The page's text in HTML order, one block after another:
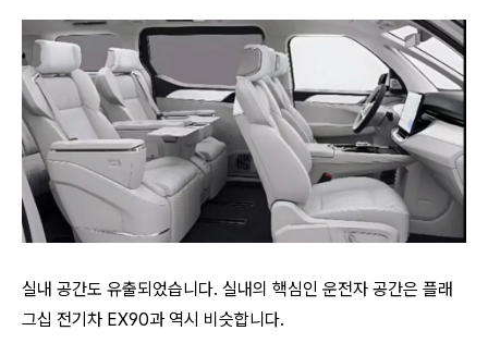
실내 공간도 유출되었습니다. 실내의 핵심인 운전자 공간은 플래
그십 전기차 EX90과 역시 비슷합니다.